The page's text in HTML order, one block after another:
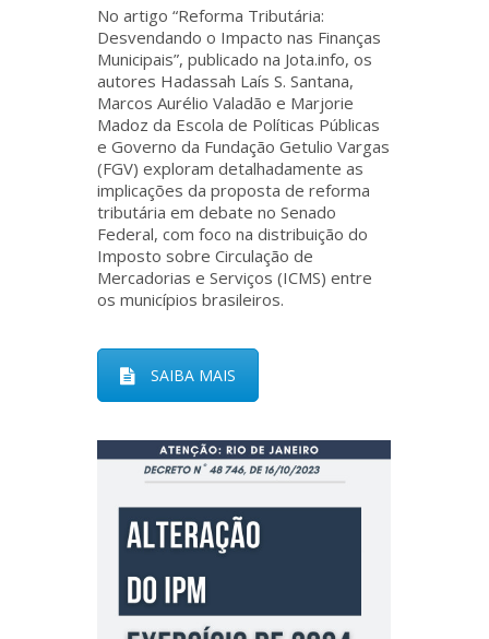
No artigo “Reforma Tributária:
Desvendando o Impacto nas Finanças
Municipais”, publicado na Jota.info, os
autores Hadassah Laís S. Santana,
Marcos Aurélio Valadão e Marjorie
Madoz da Escola de Políticas Públicas
e Governo da Fundação Getulio Vargas
(FGV) exploram detalhadamente as
implicações da proposta de reforma
tributária em debate no Senado
Federal, com foco na distribuição do
Imposto sobre Circulação de
Mercadorias e Serviços (ICMS) entre
os municípios brasileiros.
SAIBA MAIS